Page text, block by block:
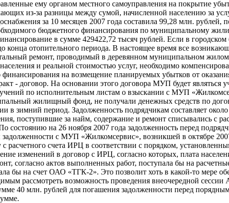
ему органом местного самоуправления на покрытие
из-за разницы между сумой, начисленной населению за
за 10 месяцев 2007 года составила 99,28 млн. рублей,
бюджетного финансирования по муниципальному
в сумме 429422,72 тысяч рублей. Если в
отопительного периода. В настоящее время все
ремонт, проводимый в деревянном муниципальном
и реальной стоимостью услуг, необходимо
на возмещение планируемых убытков от
- договор. На основании этого договора МУП будет являться
по исполнительным листам о взыскании с МУП
жилищный фонд, не получали денежных средств по
зимний период. Задолженность подрядчикам составляет
поступившие за найм, содержание и ремонт списывались с
состоянию на 26 ноября 2007 года задолженность перед
с МУП «Жилкомсервис», возникшей в октябре
расчетного счета ИРЦ в соответствии с порядком,
изменений в договор с ИРЦ, согласно которых, плата
согласно актов выполненных работ, поступала бы на
бы на счет ОАО «ТГК-2». Это позволит хоть в какой-то мере
рассмотреть возможность проведения внеочередной сессии
40 млн. рублей для погашения задолженности перед